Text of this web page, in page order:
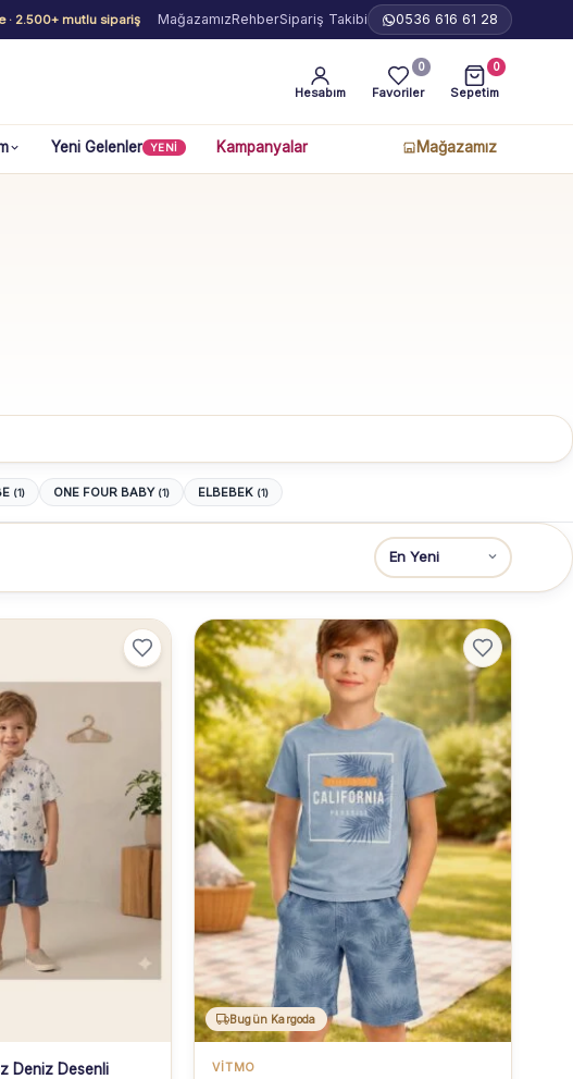
· 2.500+ mutlu sipariş MağazamızRehberSipariş Takibi 0536 616 61 28
Hesabım Favoriler
0
Sepetim
0
Yeni Gelenler YENİ Kampanyalar Mağazamız
(1) ONE FOUR BABY (1) ELBEBEK (1)
Deniz Desenli
Bugün Kargoda
VİTMO